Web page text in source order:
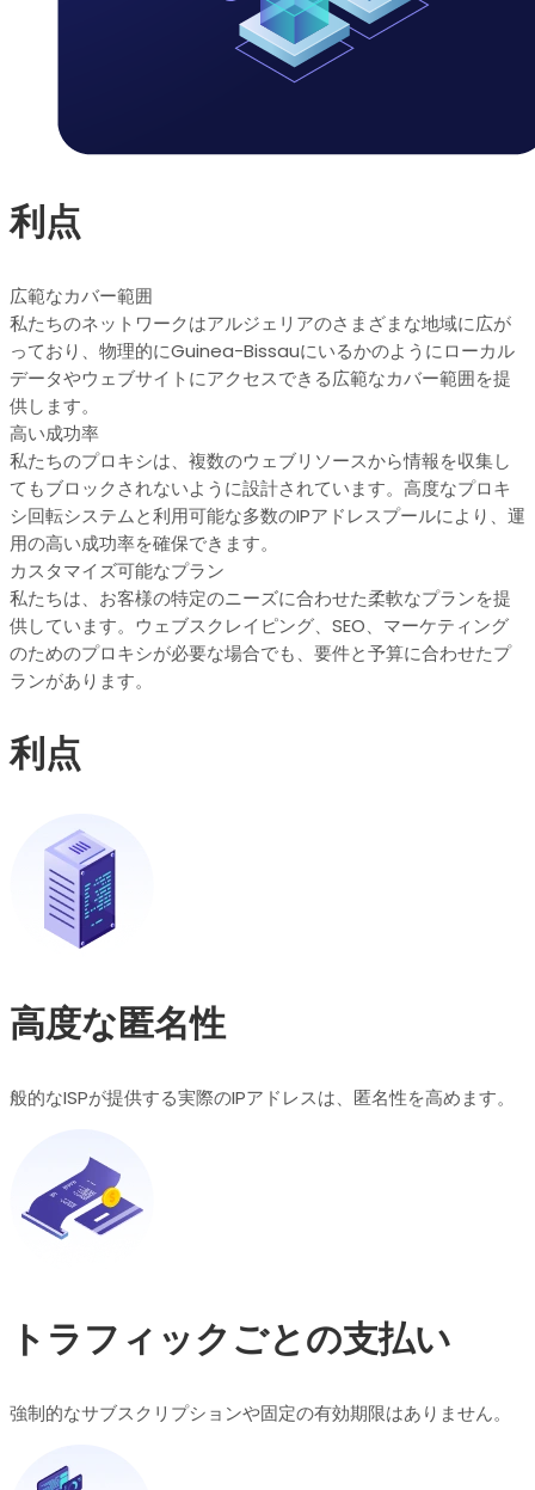
利点
広範なカバー範囲
私たちのネットワークはアルジェリアのさまざまな地域に広が
っており、物理的にGuinea-Bissauにいるかのようにローカル
データやウェブサイトにアクセスできる広範なカバー範囲を提
供します。
高い成功率
私たちのプロキシは、複数のウェブリソースから情報を収集し
てもブロックされないように設計されています。高度なプロキ
シ回転システムと利用可能な多数のIPアドレスプールにより、運
用の高い成功率を確保できます。
カスタマイズ可能なプラン
私たちは、お客様の特定のニーズに合わせた柔軟なプランを提
供しています。ウェブスクレイピング、SEO、マーケティング
のためのプロキシが必要な場合でも、要件と予算に合わせたプ
ランがあります。
利点
高度な匿名性
般的なISPが提供する実際のIPアドレスは、匿名性を高めます。
トラフィックごとの支払い
強制的なサブスクリプションや固定の有効期限はありません。